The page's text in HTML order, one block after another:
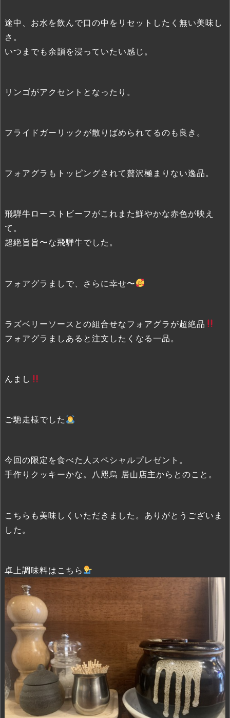
途中、お水を飲んで口の中をリセットしたく無い美味し
さ。
いつまでも余韻を浸っていたい感じ。
リンゴがアクセントとなったり。
フライドガーリックが散りばめられてるのも良き。
フォアグラもトッピングされて贅沢極まりない逸品。
飛騨牛ローストビーフがこれまた鮮やかな赤色が映え
て。
超絶旨旨〜な飛騨牛でした。
フォアグラましで、さらに幸せ〜
ラズベリーソースとの組合せなフォアグラが超絶品
フォアグラましあると注文したくなる一品。
んまし
ご馳走様でした
今回の限定を食べた人スペシャルプレゼント。
手作りクッキーかな。八咫烏 居山店主からとのこと。
こちらも美味しくいただきました。ありがとうございま
した。
卓上調味料はこちら